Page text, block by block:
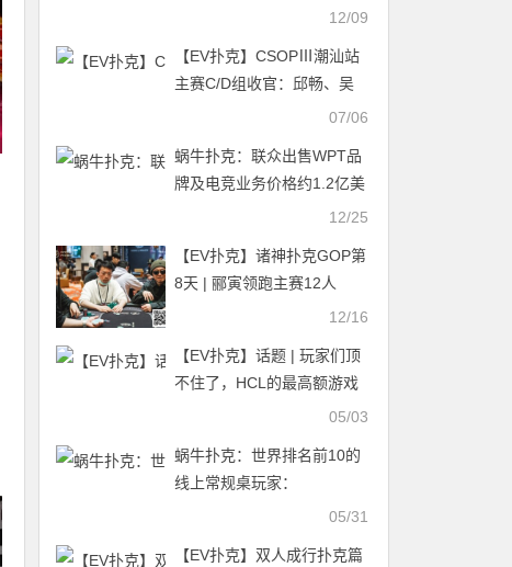
12/09
【EV扑克】CSOPⅢ潮汕站
主赛C/D组收官：邱畅、吴
津分领两组，主赛第二轮7月
07/06
蜗牛扑克：联众出售WPT品
牌及电竞业务价格约1.2亿美
12/25
【EV扑克】诸神扑克GOP第
8天 | 郦寅领跑主赛12人
12/16
【EV扑克】话题 | 玩家们顶
不住了，HCL的最高额游戏
入场费降低至50万美元05/03
蜗牛扑克：世界排名前10的
线上常规桌玩家：
05/31
【EV扑克】双人成行扑克篇